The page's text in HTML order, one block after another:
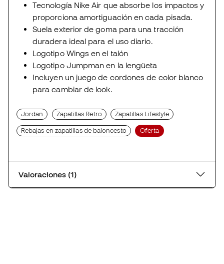
Tecnología Nike Air que absorbe los impactos y
proporciona amortiguación en cada pisada.
Suela exterior de goma para una tracción
duradera ideal para el uso diario.
Logotipo Wings en el talón
Logotipo Jumpman en la lengüeta
Incluyen un juego de cordones de color blanco
para cambiar de look.
Jordan Zapatillas Retro Zapatillas Lifestyle
Rebajas en zapatillas de baloncesto Oferta
Valoraciones (1)